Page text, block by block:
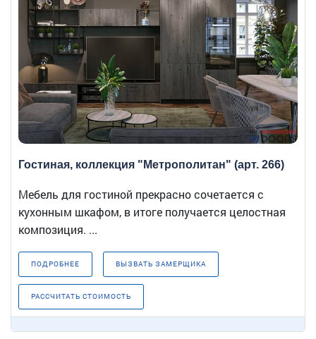
Гостиная, коллекция "Метрополитан" (арт. 266)
Мебель для гостиной прекрасно сочетается с
кухонным шкафом, в итоге получается целостная
композиция. ...
ПОДРОБНЕЕ ВЫЗВАТЬ ЗАМЕРЩИКА
РАССЧИТАТЬ СТОИМОСТЬ